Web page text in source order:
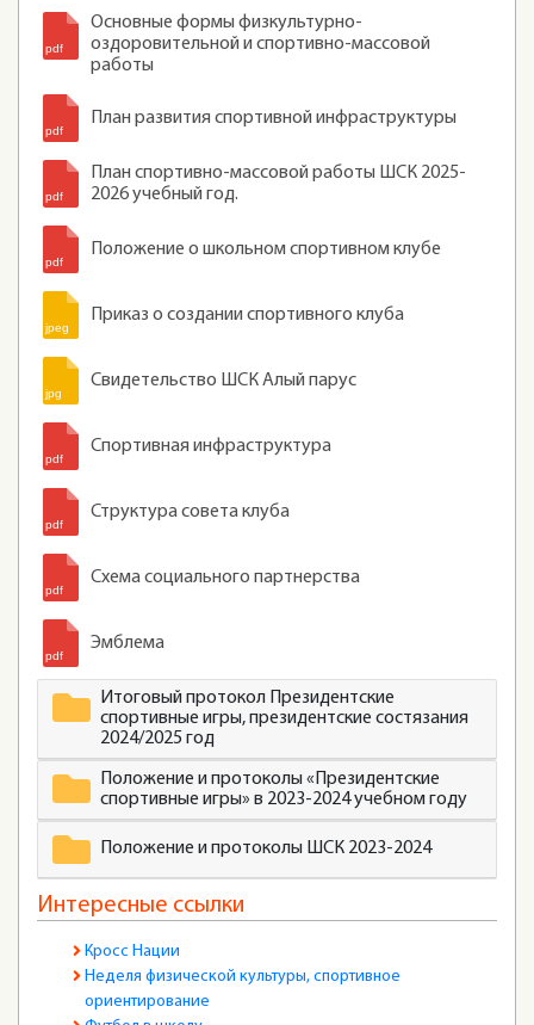
Основные формы физкультурно-
оздоровительной и спортивно-массовой
работы
План развития спортивной инфраструктуры
План спортивно-массовой работы ШСК 2025-
2026 учебный год.
Положение о школьном спортивном клубе
Приказ о создании спортивного клуба
Свидетельство ШСК Алый парус
Спортивная инфраструктура
Структура совета клуба
Схема социального партнерства
Эмблема
Итоговый протокол Президентские
спортивные игры, президентские состязания
2024/2025 год
Положение и протоколы «Президентские
спортивные игры» в 2023-2024 учебном году
Положение и протоколы ШСК 2023-2024
Интересные ссылки
Кросс Нации
Неделя физической культуры, спортивное
ориентирование